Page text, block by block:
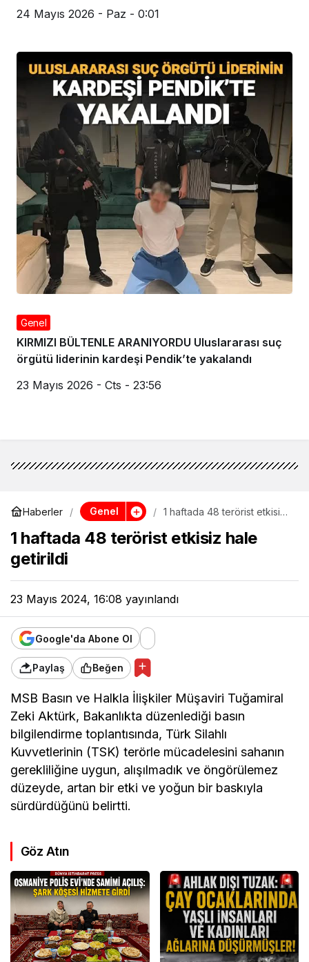
24 Mayıs 2026 - Paz - 0:01
Genel
KIRMIZI BÜLTENLE ARANIYORDU Uluslararası suç
örgütü liderinin kardeşi Pendik’te yakalandı
23 Mayıs 2026 - Cts - 23:56
Haberler Genel
1 haftada 48 terörist etkisiz
1 haftada 48 terörist etkisiz hale
getirildi
23 Mayıs 2024, 16:08 yayınlandı
Google'da Abone Ol
Paylaş Beğen
MSB Basın ve Halkla İlişkiler Müşaviri Tuğamiral
Zeki Aktürk, Bakanlıkta düzenlediği basın
bilgilendirme toplantısında, Türk Silahlı
Kuvvetlerinin (TSK) terörle mücadelesini sahanın
gerekliliğine uygun, alışılmadık ve öngörülemez
düzeyde, artan bir etki ve yoğun bir baskıyla
sürdürdüğünü belirtti.
Göz Atın